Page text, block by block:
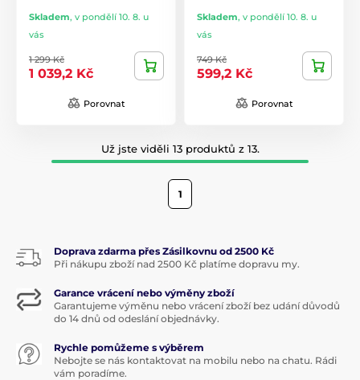
Skladem, v pondělí 10. 8. u
vás
1 299 Kč
1 039,2 Kč
Porovnat
Skladem, v pondělí 10. 8. u
vás
749 Kč
599,2 Kč
Porovnat
Už jste viděli 13 produktů z 13.
1
Doprava zdarma přes Zásilkovnu od 2500 Kč
Při nákupu zboží nad 2500 Kč platíme dopravu my.
Garance vrácení nebo výměny zboží
Garantujeme výměnu nebo vrácení zboží bez udání důvodů
do 14 dnů od odeslání objednávky.
Rychle pomůžeme s výběrem
Nebojte se nás kontaktovat na mobilu nebo na chatu. Rádi
vám poradíme.